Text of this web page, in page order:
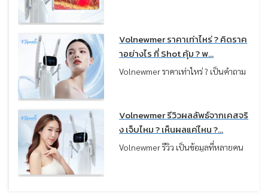
ควรเลือกคลินิกอย่างไร ? ให้ปลอดภัย
และได้ผลลัพธ์ตรงตามความคาดหวัง
บทความนี้หมอได้รวบรวมเช็กลิสต์ที่ควร
พิจารณาก่อนทำ เพื่อใช้เป็นแนวทางใน
Volnewmer ราคาเท่าไหร่ ? คิดราค
าอย่างไร กี่ Shot คุ้ม ? พ...
Volnewmer ราคาเท่าไหร่ ? เป็นคำถาม
ผิวจากประเทศเกาหลี ที่กำลังได้รับ
ความนิยมมากขึ้น จากรีวิวเรื่องผลลัพธ์
การยกกระชับที่ชัดเจน ความรู้สึกสบาย
ระหว่างทำ และระดับราคาที่ไม่สูงมาก
Volnewmer รีวิวผลลัพธ์จากเคสจริ
ง เจ็บไหม ? เห็นผลแค่ไหน ?...
Volnewmer รีวิว เป็นข้อมูลที่หลายคน